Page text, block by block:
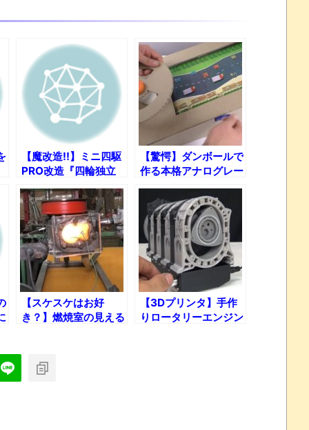
【魔改造!!】ミニ四駆
PRO改造『四輪独立
サス製作編』【ホット
ショットJr.】
【驚愕】ダンボールで
作る本格アナログレー
シングゲーム!!
【スケスケはお好
き？】燃焼室の見える
【3Dプリンタ】手作
りロータリーエンジン